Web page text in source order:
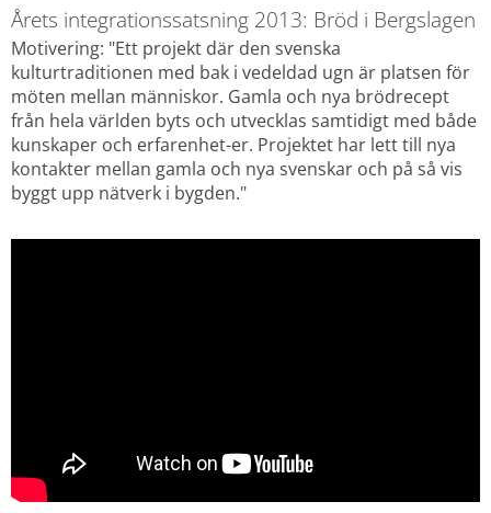
Årets integrationssatsning 2013: Bröd i Bergslagen
Motivering: "Ett projekt där den svenska
kulturtraditionen med bak i vedeldad ugn är platsen för
möten mellan människor. Gamla och nya brödrecept
från hela världen byts och utvecklas samtidigt med både
kunskaper och erfarenhet-er. Projektet har lett till nya
kontakter mellan gamla och nya svenskar och på så vis
byggt upp nätverk i bygden."